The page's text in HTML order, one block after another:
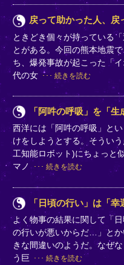
戻って助かった人、戻
ときどき個々が持っている
とがある。今回の熊本地震
ち、爆発事故が起こった「
代の女
続きを読む
「阿吽の呼吸」を「
西洋には「阿吽の呼吸」と
けをしようとする。そうい
工知能ロボット)にちょっと
マノ
続きを読む
「日頃の行い」は「
よく物事の結果に関して「
の行いが悪いからだ…」と
きな間違いのようだ。なぜ
う巨
続きを読む